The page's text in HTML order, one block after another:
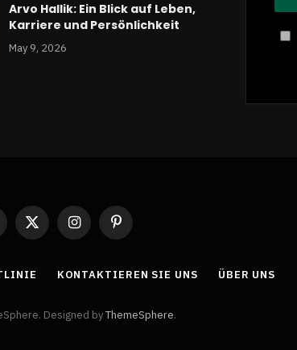
Arvo Hallik: Ein Blick auf Leben,
Karriere und Persönlichkeit
May 9, 2026
X
InstagramPinterest
KONTAKTIEREN SIE UNS ÜBER UNS
Designed byThemeSphere.